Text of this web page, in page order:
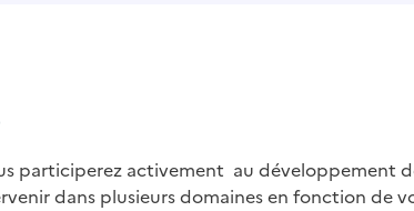
participerez activement au développement
dans plusieurs domaines en fonction de